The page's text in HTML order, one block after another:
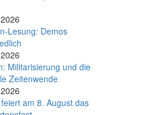
Lesung: Demos
Mi­li­ta­ri­sie­rung und die
Zeitenwende
am 8. August das